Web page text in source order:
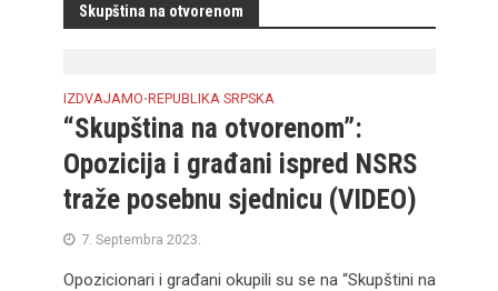
Skupština na otvorenom
IZDVAJAMO•REPUBLIKA SRPSKA
“Skupština na otvorenom”:
Opozicija i građani ispred NSRS
traže posebnu sjednicu (VIDEO)
7. Septembra 2023.
Opozicionari i građani okupili su se na “Skupštini na